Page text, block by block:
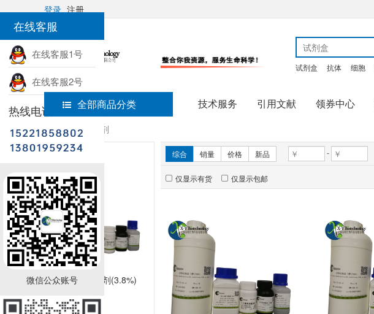
在线客服
在线客服1号
在线客服2号
热线电话
微信公众账号
登录 注册
试剂盒 抗体 细胞
全部商品分类 技术服务 引用文献 领券中心
首页
实验试剂
新品推荐
枸橼酸钠抗凝剂(3.8%)
￥90.00
综合 销量 价格 新品 -
仅显示有货 仅显示包邮